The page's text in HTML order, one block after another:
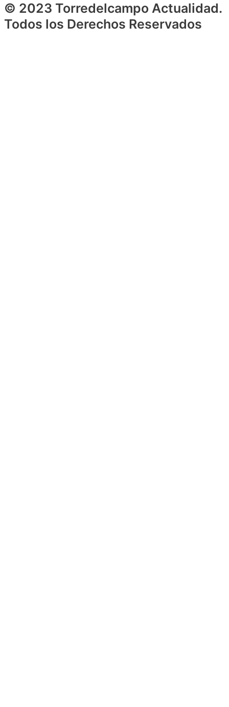
© 2023 Torredelcampo Actualidad.
Todos los Derechos Reservados